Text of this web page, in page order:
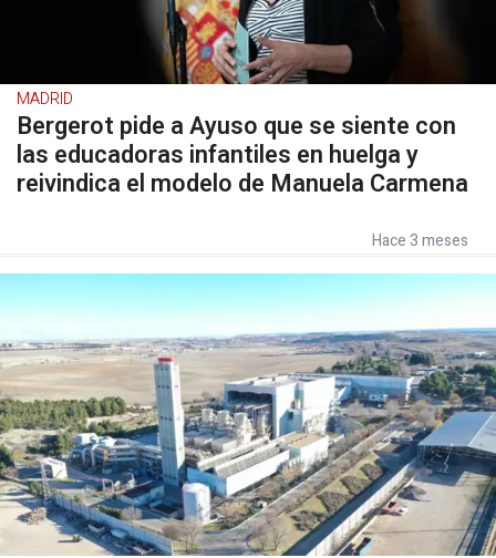
MADRID
Bergerot pide a Ayuso que se siente con
las educadoras infantiles en huelga y
reivindica el modelo de Manuela Carmena
Hace 3 meses